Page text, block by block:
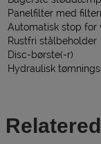
Panelfilter med
Automatisk stop for
Rustfri stålbeholder
Disc-børste(-r)
Hydraulisk